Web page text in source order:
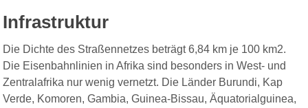
Infrastruktur
Die Dichte des Straßennetzes beträgt 6,84 km je 100 km2.
Die Eisenbahnlinien in Afrika sind besonders in West- und
Zentralafrika nur wenig vernetzt. Die Länder Burundi, Kap
Verde, Komoren, Gambia, Guinea-Bissau, Äquatorialguinea,